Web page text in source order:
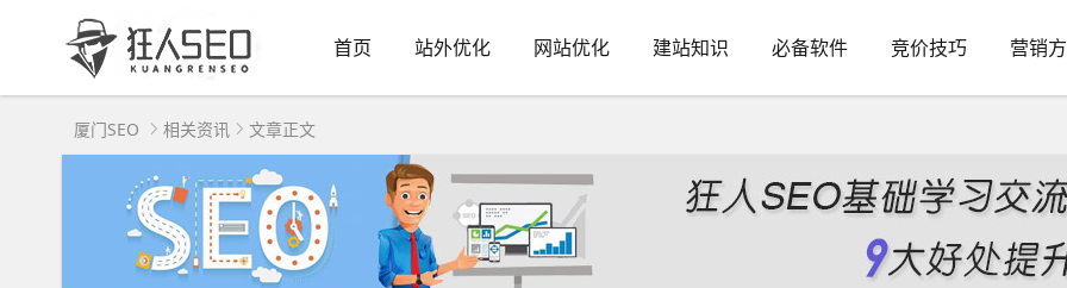
首页 站外优化 网站优化 建站知识 必备软件 竞价技巧 营销
厦门SEO 相关资讯 文章正文